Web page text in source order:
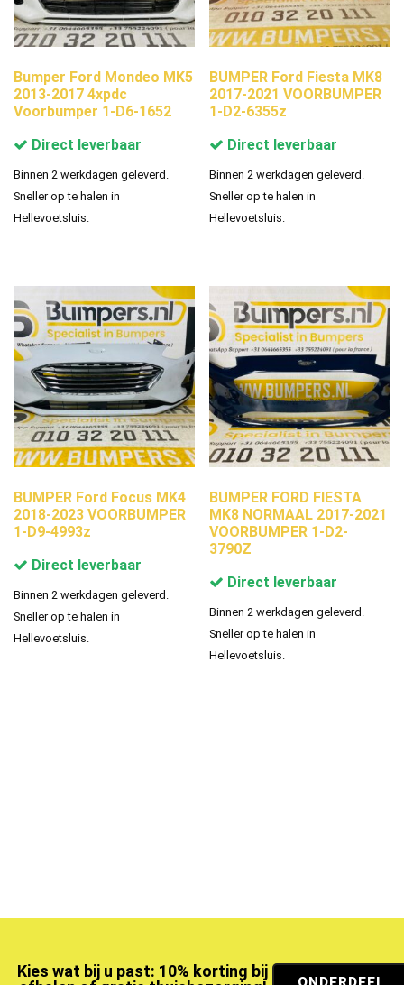
Bumper Ford Mondeo MK5
2013-2017 4xpdc
Voorbumper 1-D6-1652
Direct leverbaar
Binnen 2 werkdagen geleverd.
Sneller op te halen in
Hellevoetsluis.
BUMPER Ford Fiesta MK8
2017-2021 VOORBUMPER
1-D2-6355z
Direct leverbaar
Binnen 2 werkdagen geleverd.
Sneller op te halen in
Hellevoetsluis.
BUMPER Ford Focus MK4
2018-2023 VOORBUMPER
1-D9-4993z
Direct leverbaar
Binnen 2 werkdagen geleverd.
Sneller op te halen in
Hellevoetsluis.
BUMPER FORD FIESTA
MK8 NORMAAL 2017-2021
VOORBUMPER 1-D2-
3790Z
Direct leverbaar
Binnen 2 werkdagen geleverd.
Sneller op te halen in
Hellevoetsluis.
Kies wat bij u past: 10% korting bij